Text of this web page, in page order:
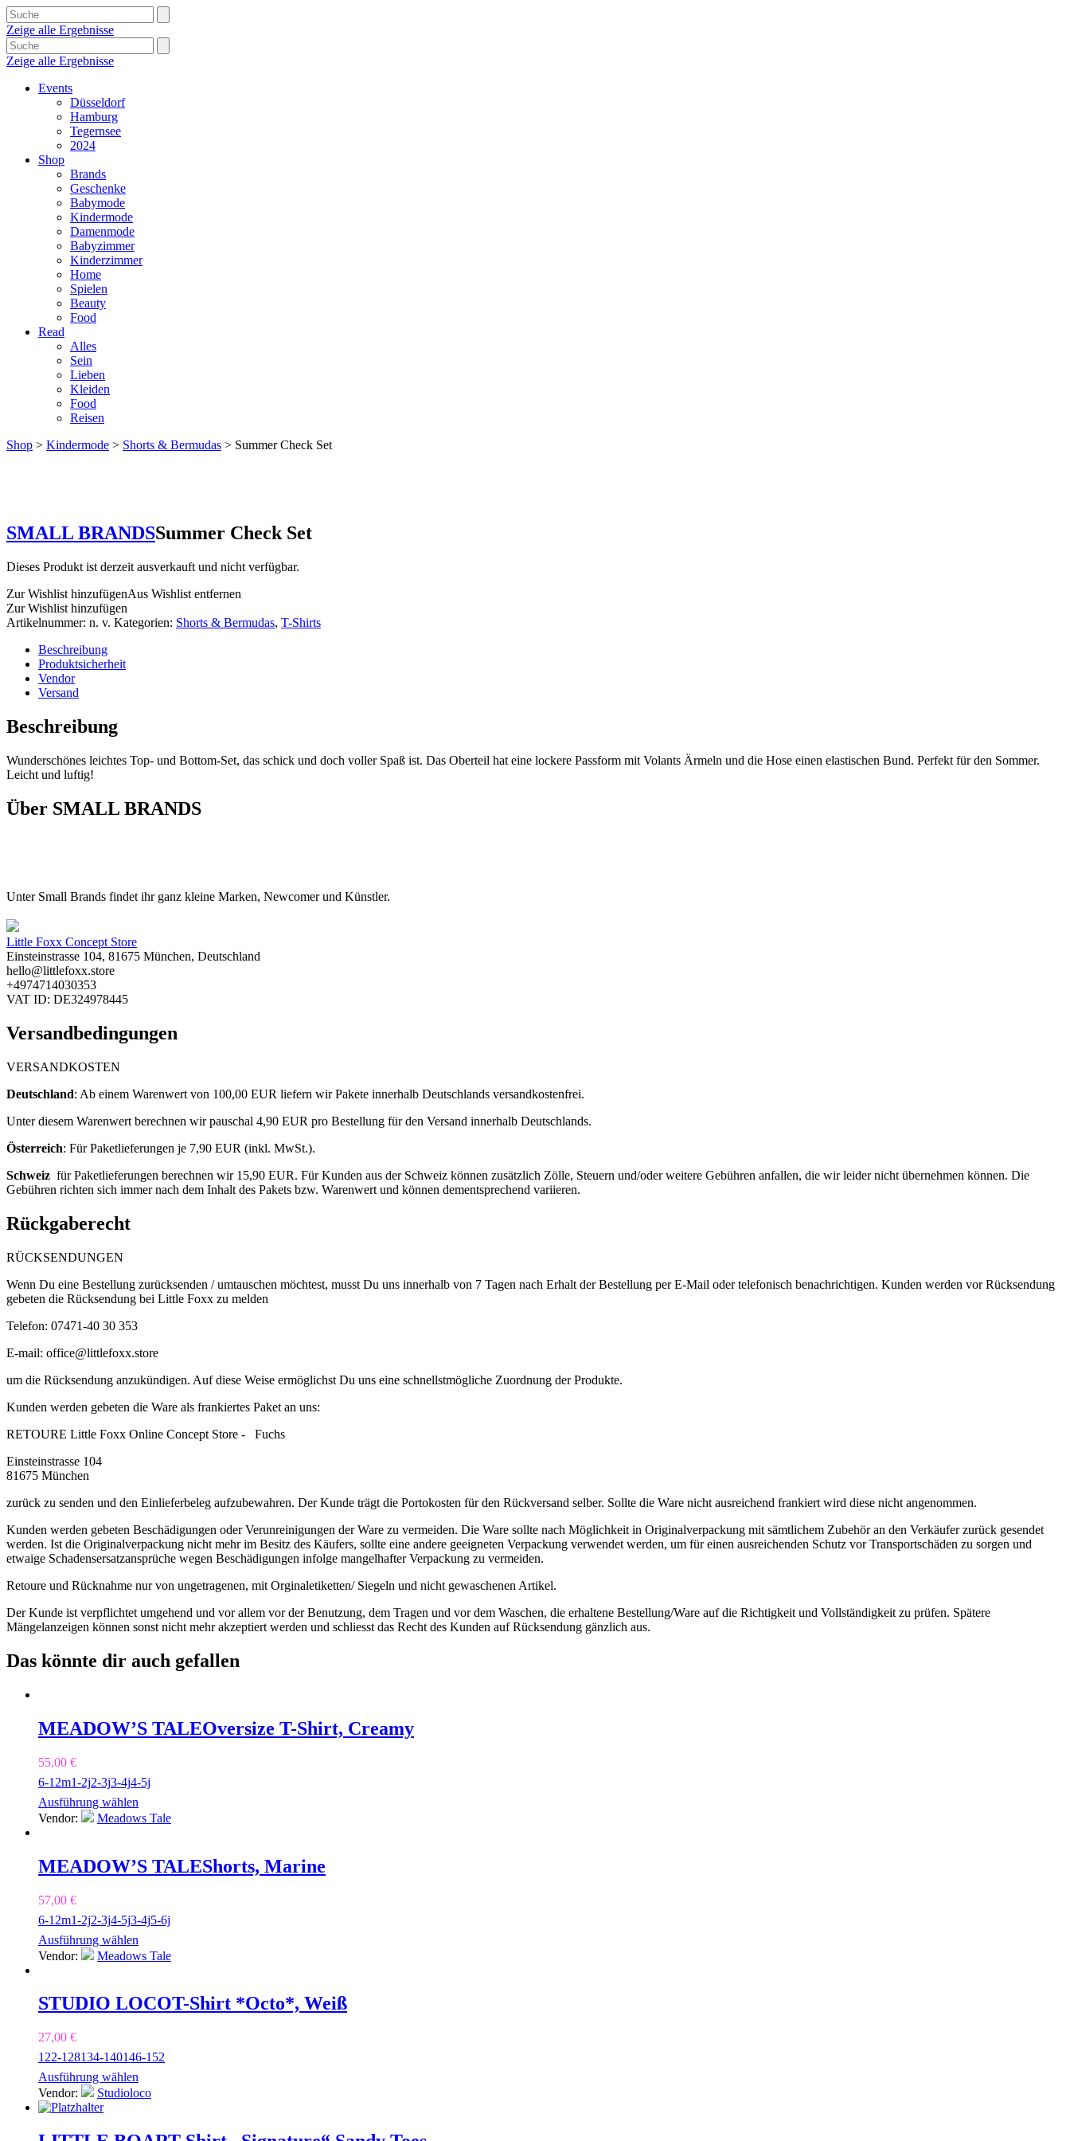
Zeige alle Ergebnisse
Zeige alle Ergebnisse
Events
Düsseldorf
Hamburg
Tegernsee
2024
Shop
Brands
Geschenke
Babymode
Kindermode
Damenmode
Babyzimmer
Kinderzimmer
Home
Spielen
Beauty
Food
Read
Alles
Sein
Lieben
Kleiden
Food
Reisen
Shop > Kindermode > Shorts & Bermudas > Summer Check Set
SMALL BRANDSSummer Check Set
Dieses Produkt ist derzeit ausverkauft und nicht verfügbar.
Zur Wishlist hinzufügenAus Wishlist entfernen
Zur Wishlist hinzufügen
Artikelnummer: n. v. Kategorien: Shorts & Bermudas, T-Shirts
Beschreibung
Produktsicherheit
Vendor
Versand
Beschreibung
Wunderschönes leichtes Top- und Bottom-Set, das schick und doch voller Spaß ist. Das Oberteil hat eine lockere Passform mit Volants Ärmeln und die Hose einen elastischen Bund. Perfekt für den Sommer.
Leicht und luftig!
Über SMALL BRANDS
Unter Small Brands findet ihr ganz kleine Marken, Newcomer und Künstler.
Little Foxx Concept Store
Einsteinstrasse 104, 81675 München, Deutschland
hello@littlefoxx.store
+4974714030353
VAT ID: DE324978445
Versandbedingungen
VERSANDKOSTEN
Deutschland: ​ Ab einem Warenwert von 100,00 EUR liefern wir Pakete innerhalb Deutschlands versandkostenfrei.
Unter diesem Warenwert berechnen wir pauschal 4,90 EUR pro Bestellung für den Versand innerhalb Deutschlands.
Österreich: Für Paketlieferungen je 7,90 EUR (inkl. MwSt.).
Schweiz für Paketlieferungen berechnen wir 15,90 EUR. Für Kunden aus der Schweiz können zusätzlich Zölle, Steuern und/oder weitere Gebühren anfallen, die wir leider nicht übernehmen können. Die
Gebühren richten sich immer nach dem Inhalt des Pakets bzw. Warenwert und können dementsprechend variieren.
Rückgaberecht
RÜCKSENDUNGEN
Wenn Du eine Bestellung zurücksenden / umtauschen möchtest, musst Du uns innerhalb von 7 Tagen nach Erhalt der Bestellung per E-Mail oder telefonisch benachrichtigen. Kunden werden vor Rücksendung
gebeten die Rücksendung bei Little Foxx zu melden
Telefon: 07471-40 30 353
E-mail: office@littlefoxx.store
um die Rücksendung anzukündigen. Auf diese Weise ermöglichst Du uns eine schnellstmögliche Zuordnung der Produkte.
Kunden werden gebeten die Ware als frankiertes Paket an uns:
RETOURE Little Foxx Online Concept Store - Fuchs
Einsteinstrasse 104
81675 München
zurück zu senden und den Einlieferbeleg aufzubewahren. Der Kunde trägt die Portokosten für den Rückversand selber. Sollte die Ware nicht ausreichend frankiert wird diese nicht angenommen.
Kunden werden gebeten Beschädigungen oder Verunreinigungen der Ware zu vermeiden. Die Ware sollte nach Möglichkeit in Originalverpackung mit sämtlichem Zubehör an den Verkäufer zurück gesendet
werden. Ist die Originalverpackung nicht mehr im Besitz des Käufers, sollte eine andere geeigneten Verpackung verwendet werden, um für einen ausreichenden Schutz vor Transportschäden zu sorgen und
etwaige Schadensersatzansprüche wegen Beschädigungen infolge mangelhafter Verpackung zu vermeiden.
Retoure und Rücknahme nur von ungetragenen, mit Orginaletiketten/ Siegeln und nicht gewaschenen Artikel.
Der Kunde ist verpflichtet umgehend und vor allem vor der Benutzung, dem Tragen und vor dem Waschen, die erhaltene Bestellung/Ware auf die Richtigkeit und Vollständigkeit zu prüfen. Spätere
Mängelanzeigen können sonst nicht mehr akzeptiert werden und schliesst das Recht des Kunden auf Rücksendung gänzlich aus.
Das könnte dir auch gefallen
MEADOW’S TALEOversize T-Shirt, Creamy
55,00 €
6-12m1-2j2-3j3-4j4-5j
Ausführung wählen
Vendor:
Meadows Tale
MEADOW’S TALEShorts, Marine
57,00 €
6-12m1-2j2-3j4-5j3-4j5-6j
Ausführung wählen
Vendor:
Meadows Tale
STUDIO LOCOT-Shirt *Octo*, Weiß
27,00 €
122-128134-140146-152
Ausführung wählen
Vendor:
Studioloco